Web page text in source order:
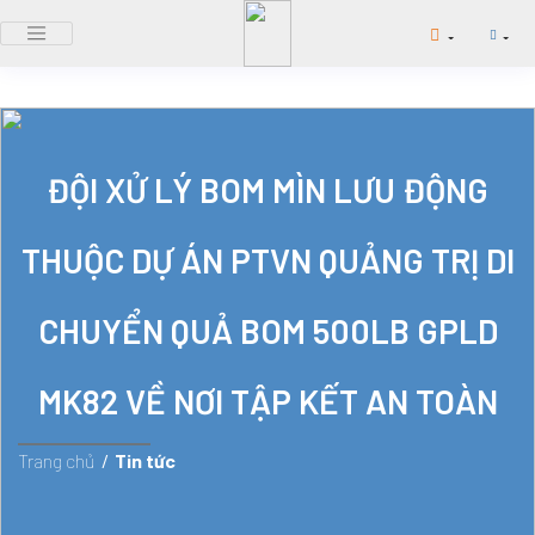
ĐỘI XỬ LÝ BOM MÌN LƯU ĐỘNG
THUỘC DỰ ÁN PTVN QUẢNG TRỊ DI
CHUYỂN QUẢ BOM 500LB GPLD
MK82 VỀ NƠI TẬP KẾT AN TOÀN
Trang chủ / Tin tức